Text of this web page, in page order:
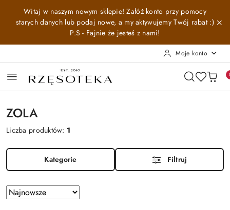
Przejdź do treści głównej
Przejdź do wyszukiwarki
Przejdź do moje konto
Przejdź do menu głównego
Przejdź do stopki
Witaj w naszym nowym sklepie! Załóż konto przy pomocy
starych danych lub podaj nowe, a my aktywujemy Twój rabat :)
P.S - Fajnie że jesteś z nami!
Moje konto
ZOLA
Liczba produktów: 1
Kategorie Filtruj
Zastosowano
sortowanie:
Sortuj
według